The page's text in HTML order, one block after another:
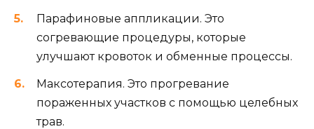
Парафиновые аппликации. Это
согревающие процедуры, которые
улучшают кровоток и обменные процессы.
Максотерапия. Это прогревание
пораженных участков с помощью целебных
трав.